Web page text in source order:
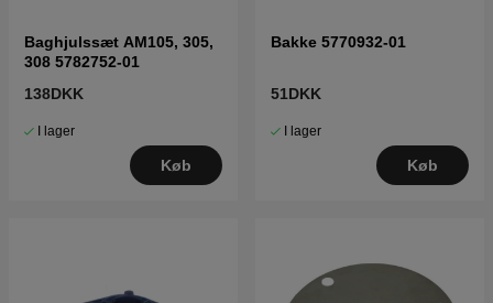
Baghjulssæt AM105, 305,
308 5782752-01
138DKK
I lager
Køb
Bakke 5770932-01
51DKK
I lager
Køb